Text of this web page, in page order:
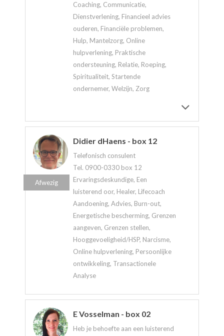
Coaching, Communicatie,
Dienstverlening, Financieel advies
ouderen, Financiële problemen,
Hulp, Mantelzorg, Online
hulpverlening, Praktische
ondersteuning, Relatie, Roeping,
Spiritualiteit, Startende
ondernemer, Welzijn, Zorg
Didier dHaens - box 12
Telefonisch consulent
Tel. 0900-0330 box 12
Ervaringsdeskundige, Een
luisterend oor, Healer, Lifecoach
Aandoening, Advies, Burn-out,
Energetische bescherming, Grenzen
aangeven, Grenzen stellen,
Hooggevoeligheid/HSP, Narcisme,
Online hulpverlening, Persoonlijke
ontwikkeling, Transactionele
Analyse
Afwezig
E Vosselman - box 02
Heb je behoefte aan een luisterend